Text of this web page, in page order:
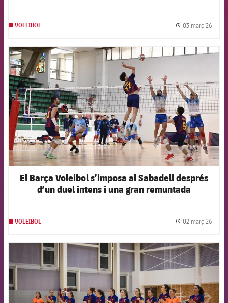
VOLEIBOL 03 març 26
FCB Barcelona badge
El Barça Voleibol s’imposa al Sabadell després
d’un duel intens i una gran remuntada
VOLEIBOL 02 març 26
FCB Barcelona badge